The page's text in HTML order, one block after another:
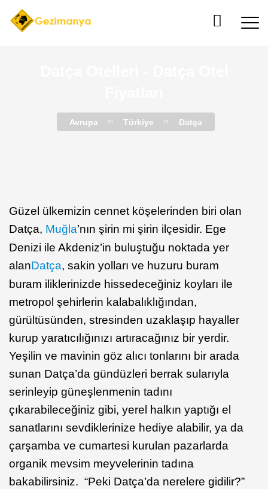
Avrupa Türkiye Datça
Güzel ülkemizin cennet köşelerinden biri olan
Datça, Muğla’nın şirin mi şirin ilçesidir. Ege
Denizi ile Akdeniz’in buluştuğu noktada yer
alanDatça, sakin yolları ve huzuru buram
buram iliklerinizde hissedeceğiniz koyları ile
metropol şehirlerin kalabalıklığından,
gürültüsünden, stresinden uzaklaşıp hayaller
kurup yaratıcılığınızı artıracağınız bir yerdir.
Yeşilin ve mavinin göz alıcı tonlarını bir arada
sunan Datça’da gündüzleri berrak sularıyla
serinleyip güneşlenmenin tadını
çıkarabileceğiniz gibi, yerel halkın yaptığı el
sanatlarını sevdiklerinize hediye alabilir, ya da
çarşamba ve cumartesi kurulan pazarlarda
organik mevsim meyvelerinin tadına
bakabilirsiniz. “Peki Datça’da nerelere gidilir?”